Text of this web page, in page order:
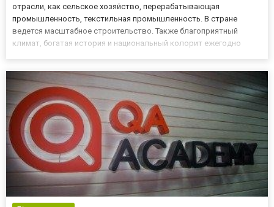
отрасли, как сельское хозяйство, перерабатывающая
промышленность, текстильная промышленность. В стране
ведется масштабное строительство. Также благоприятный
климат, богатая история и национальный колорит ежегодно
Эти отрасли обеспеч...